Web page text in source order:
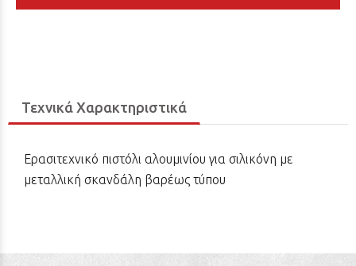
Τεχνικά Χαρακτηριστικά
Ερασιτεχνικό πιστόλι αλουμινίου για σιλικόνη με
μεταλλική σκανδάλη βαρέως τύπου